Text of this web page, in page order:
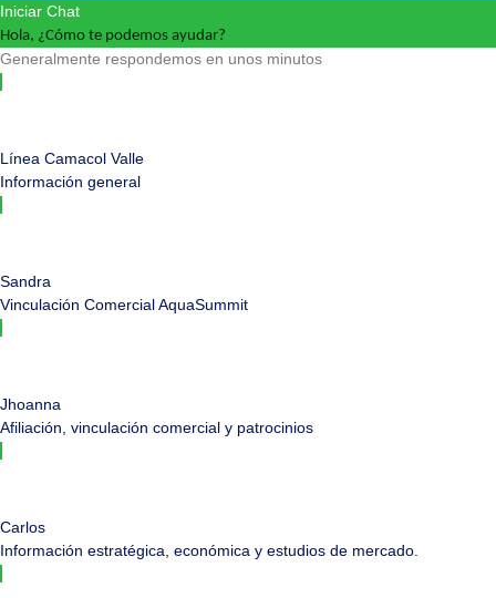
Iniciar Chat
Hola, ¿Cómo te podemos ayudar?
Generalmente respondemos en unos minutos
Línea Camacol Valle
Información general
Sandra
Vinculación Comercial AquaSummit
Jhoanna
Afiliación, vinculación comercial y patrocinios
Carlos
Información estratégica, económica y estudios de mercado.